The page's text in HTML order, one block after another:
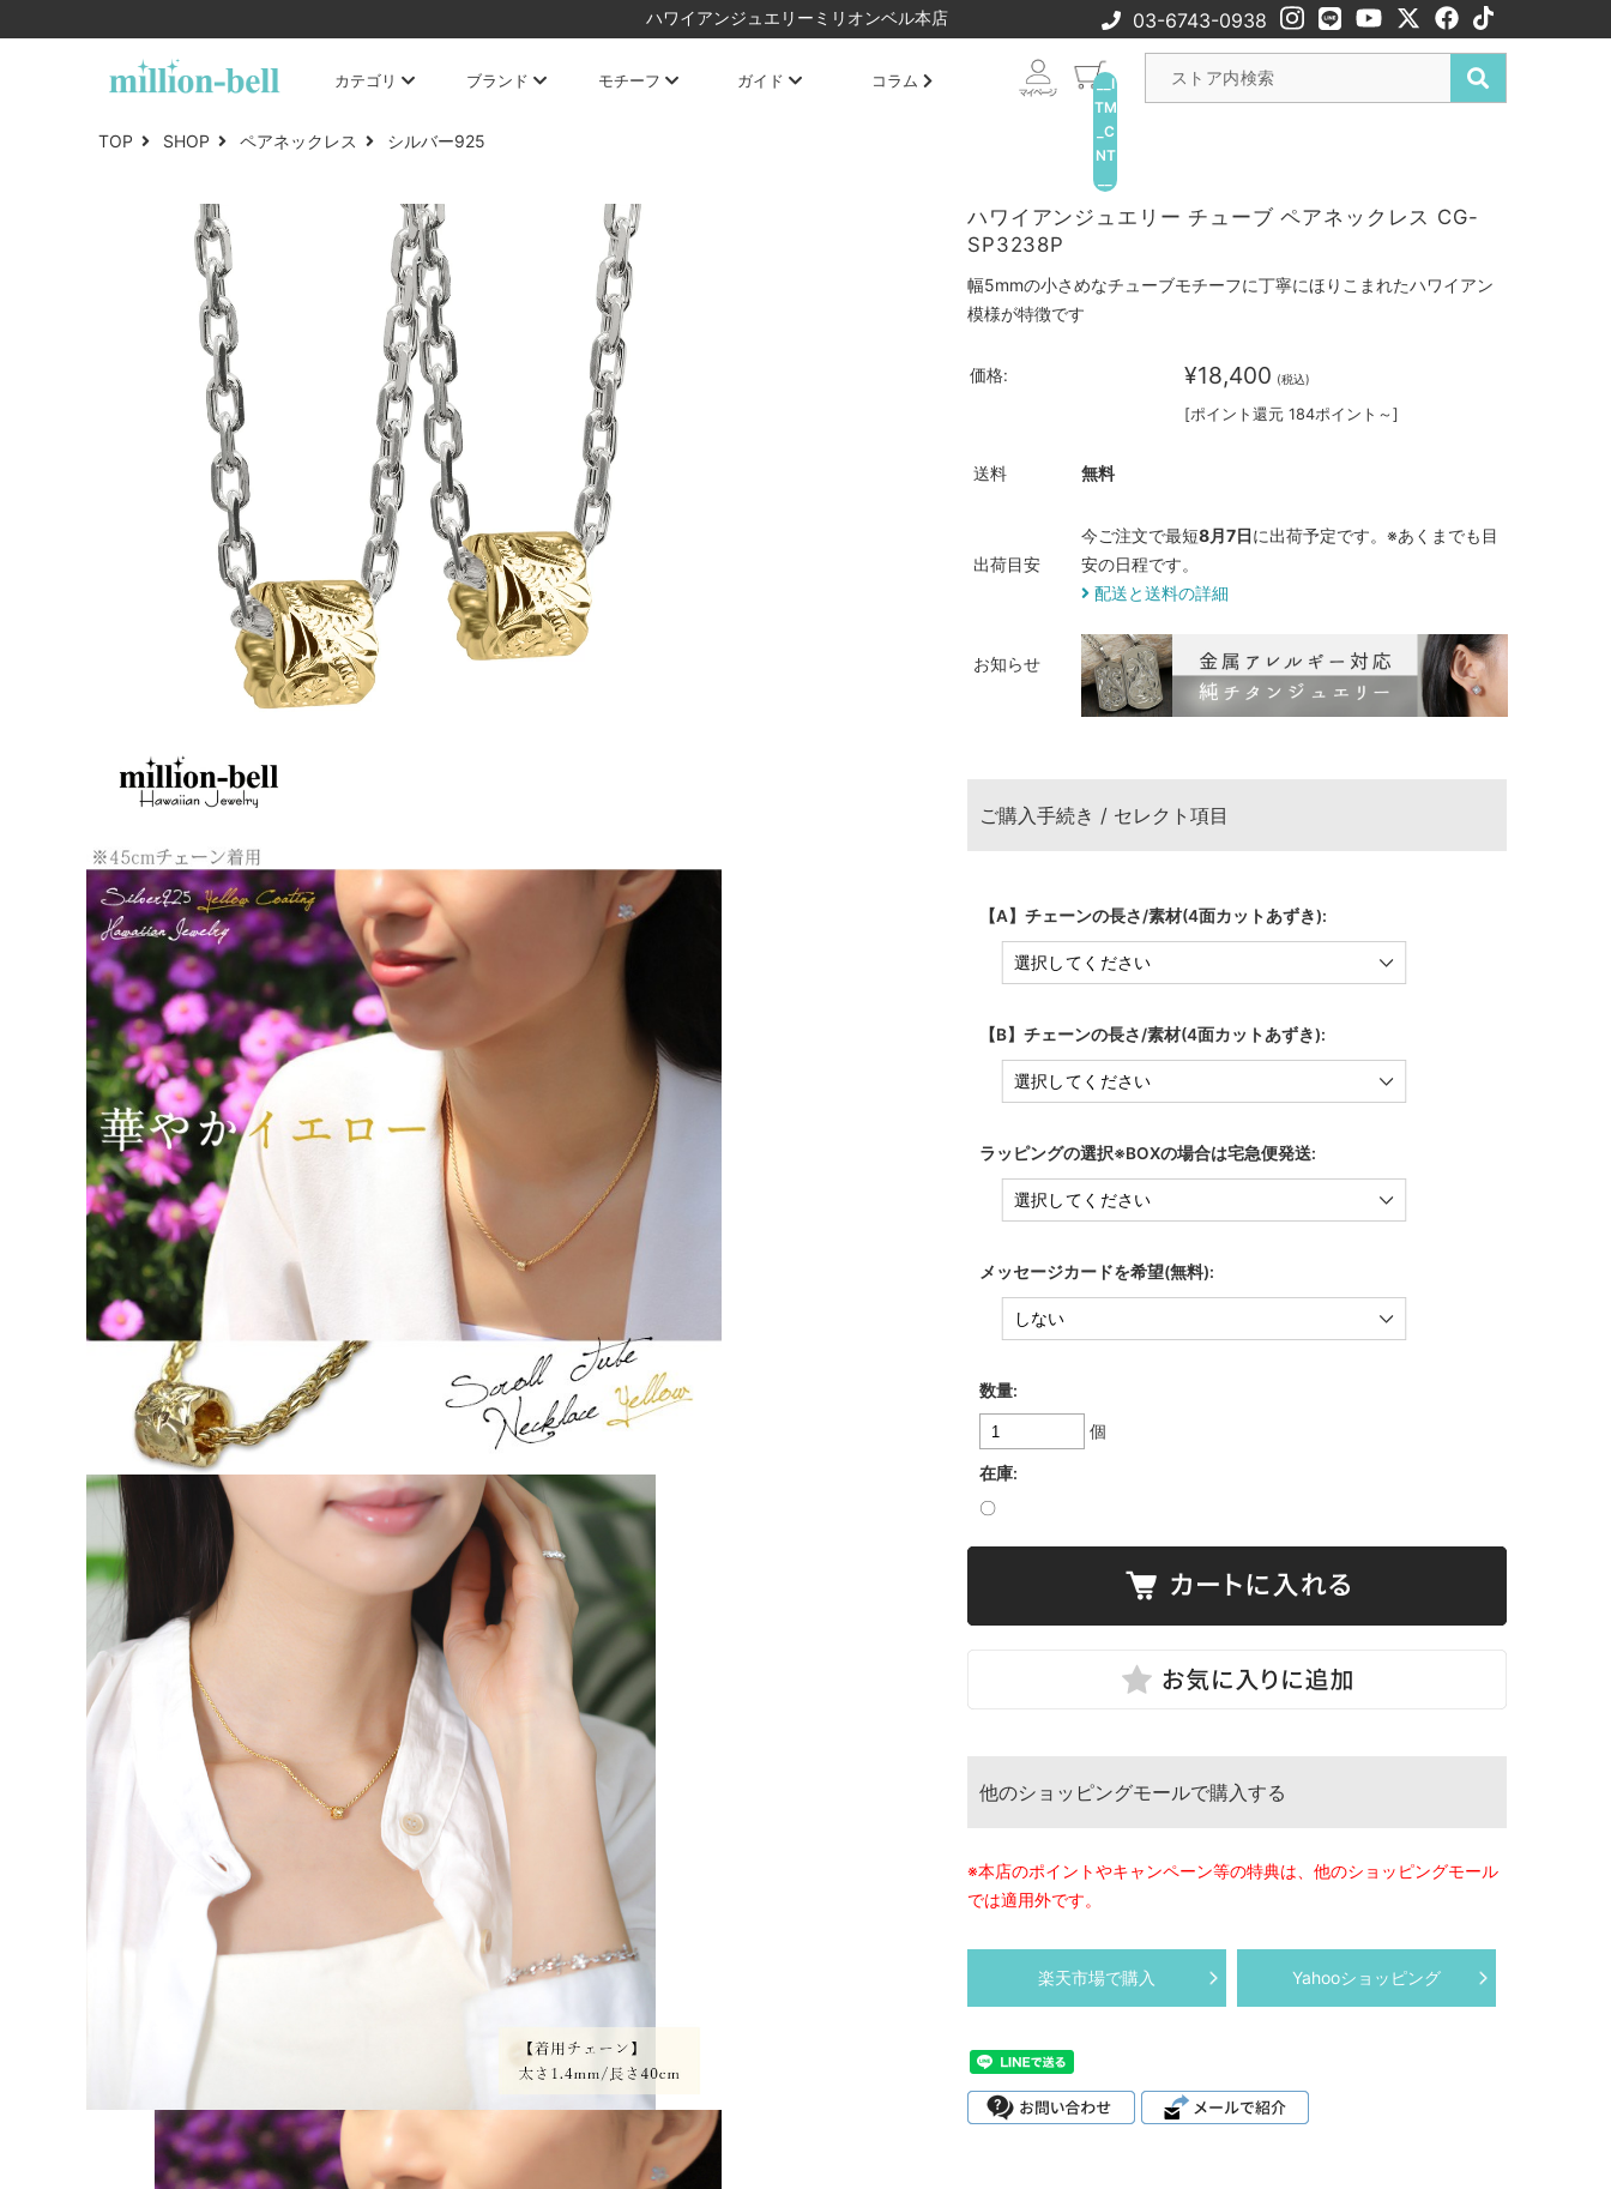
ハワイアンジュエリーミリオンベル本店 03-6743-0938
カテゴリ ブランド モチーフ ガイド コラム
__I
TM
_C
NT
TOP SHOP ペアネックレス シルバー925
ハワイアンジュエリー チューブ ペアネックレス CG-
SP3238P
幅5mmの小さめなチューブモチーフに丁寧にほりこまれたハワイアン
模様が特徴です
価格: ¥18,400 (税込)
[ポイント還元 184ポイント～]
送料 無料
出荷目安
今ご注文で最短8月7日に出荷予定です。※あくまでも目
安の日程です。
配送と送料の詳細
お知らせ
ご購入手続き / セレクト項目
【A】チェーンの長さ/素材(4面カットあずき):
【B】チェーンの長さ/素材(4面カットあずき):
ラッピングの選択※BOXの場合は宅急便発送:
メッセージカードを希望(無料):
数量:
個
在庫:
〇
他のショッピングモールで購入する
※本店のポイントやキャンペーン等の特典は、他のショッピングモール
では適用外です。
楽天市場で購入 Yahooショッピング